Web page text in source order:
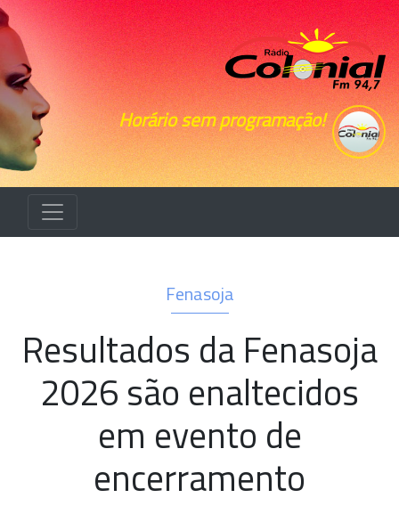
Horário sem programação!
Fenasoja
Resultados da Fenasoja
2026 são enaltecidos
em evento de
encerramento